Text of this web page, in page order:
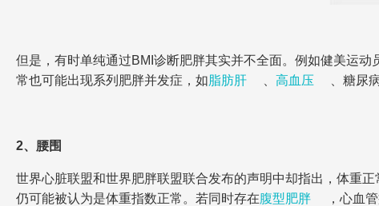
但是，有时单纯通过BMI诊断肥胖其实并不全面。例如健美运
常也可能出现系列肥胖并发症，如 脂肪肝 高血压 、糖尿
2、腰围
世界心脏联盟和世界肥胖联盟联合发布的声明中却指出，体重
仍可能被认为是体重指数正常。若同时存在腹型肥胖 ，心血